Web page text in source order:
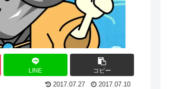
LINE コピー
2017.07.27 2017.07.10